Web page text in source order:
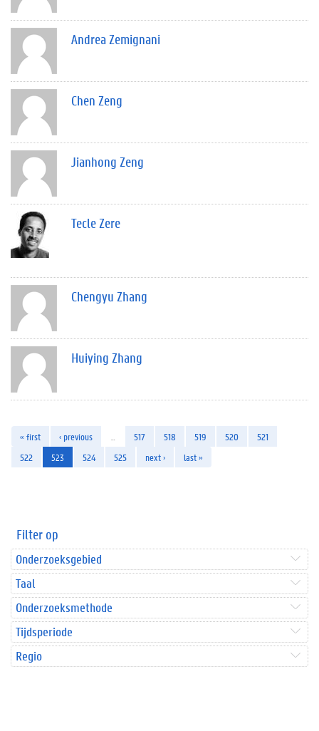
Andrea Zemignani
Chen Zeng
Jianhong Zeng
Tecle Zere
Chengyu Zhang
Huiying Zhang
« first ‹ previous 517 518 519 520
521
522
523 524 525 next › last »
Filter op
Onderzoeksgebied
Taal
Onderzoeksmethode
Tijdsperiode
Regio